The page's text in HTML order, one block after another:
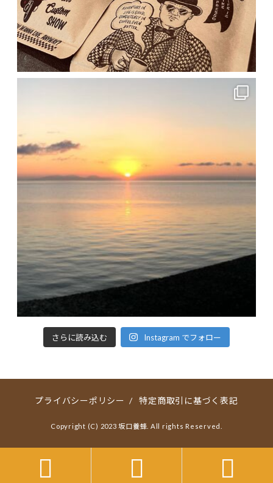
さらに読み込む Instagram でフォロー
プライバシーポリシー / 特定商取引に基づく表記
Copyright (C) 2023 坂口養蜂. All rights Reserved.
  